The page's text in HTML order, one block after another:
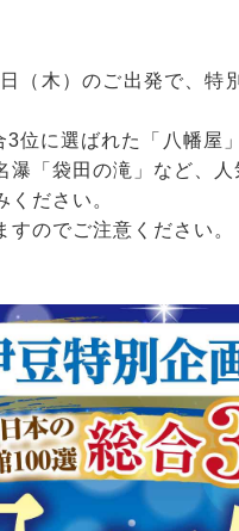
（木）のご出発で、
位に選ばれた「八幡屋
「袋田の滝」など、人
ださい。
すのでご注意ください。